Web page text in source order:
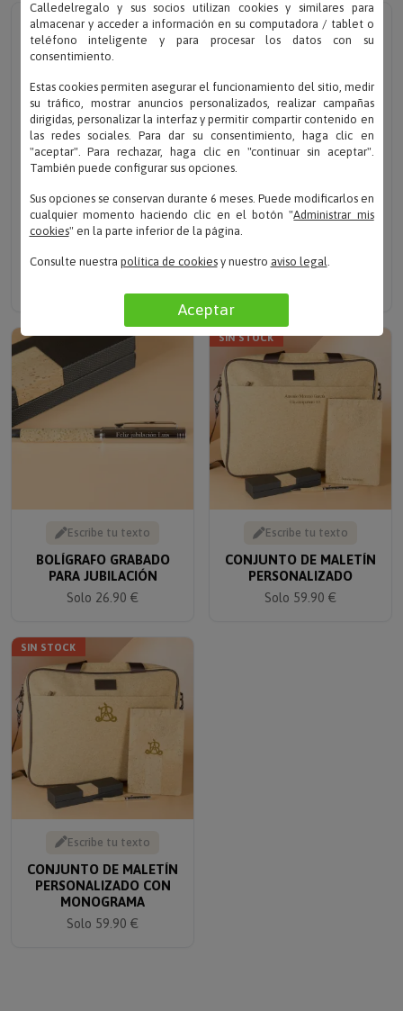
Escribe el nombre
BOLÍGRAFO
GRABADO LÁSER
Sube tu foto
FOTO
Escribe tu texto
BOLÍGRAFO GRABADO
PARA JUBILACIÓN
Solo 26.90 €
SIN STOCK
Escribe tu texto
CONJUNTO DE MALETÍN
PERSONALIZADO
Solo 59.90 €
SIN STOCK
Escribe tu texto
CONJUNTO DE MALETÍN
PERSONALIZADO CON
MONOGRAMA
Solo 59.90 €
Calledelregalo y sus socios utilizan cookies y similares para
almacenar y acceder a información en su computadora / tablet o
teléfono inteligente y para procesar los datos con su
consentimiento.
Estas cookies permiten asegurar el funcionamiento del sitio, medir
su tráfico, mostrar anuncios personalizados, realizar campañas
dirigidas, personalizar la interfaz y permitir compartir contenido en
las redes sociales. Para dar su consentimiento, haga clic en
"aceptar". Para rechazar, haga clic en "continuar sin aceptar".
También puede configurar sus opciones.
Sus opciones se conservan durante 6 meses. Puede modificarlos en
cualquier momento haciendo clic en el botón "Administrar mis
cookies" en la parte inferior de la página.
Consulte nuestra política de cookiesy nuestro aviso legal
Aceptar